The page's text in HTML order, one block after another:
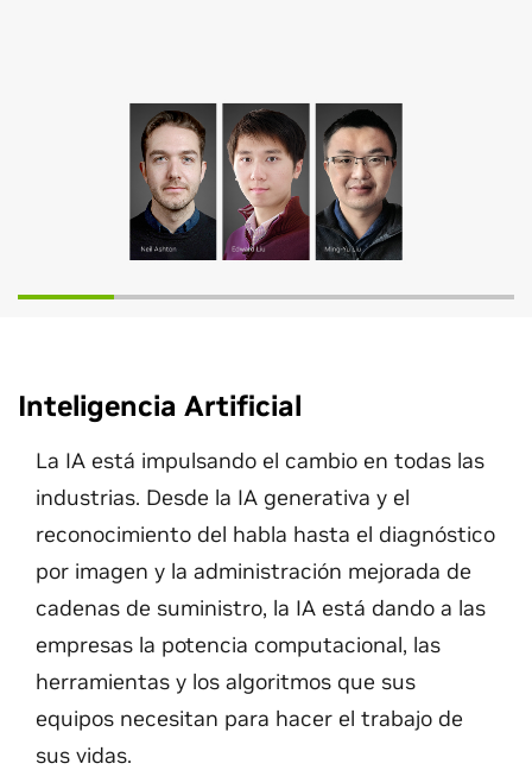
Inteligencia Artificial
La IA está impulsando el cambio en todas las
industrias. Desde la IA generativa y el
reconocimiento del habla hasta el diagnóstico
por imagen y la administración mejorada de
cadenas de suministro, la IA está dando a las
empresas la potencia computacional, las
herramientas y los algoritmos que sus
equipos necesitan para hacer el trabajo de
sus vidas.